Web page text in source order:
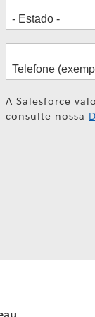
A Salesforce
consulte nossa